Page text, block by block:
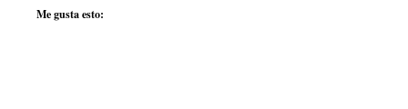
Me gusta esto: